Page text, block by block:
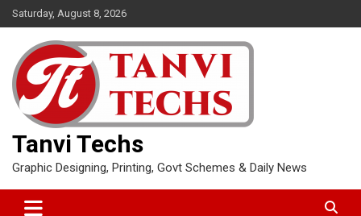
Skip
to
content
Saturday, August 8, 2026
Tanvi Techs
Graphic Designing, Printing, Govt Schemes & Daily News